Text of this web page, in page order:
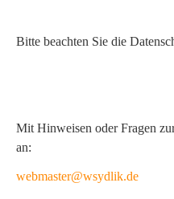
Bitte beachten Sie die
Mit Hinweisen oder Fragen
an:
webmaster@wsydlik.de